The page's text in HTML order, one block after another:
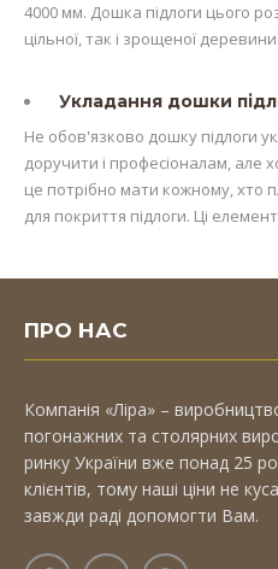
4000 мм. Дошка підлоги цього
цільної, так і зрощеної деревини.
Укладання дошки
Не обов'язково дошку підлоги
доручити і професіоналам, але
це потрібно мати кожному, хто
для покриття підлоги. Ці
ПРО НАС
Компанія «Ліра» –
погонажних та столярних
ринку України вже понад 25
клієнтів, тому наші ціни не
завжди раді допомогти Вам.